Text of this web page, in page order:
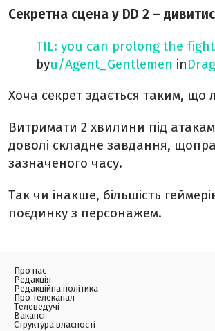
Секретна сцена у DD 2 –
TIL: you can prolong the
byu/Agent_Gentlemen in
Хоча секрет здається таким, що
Витримати 2 хвилини під
доволі складне завдання,
зазначеного часу.
Так чи інакше, більшість
поєдинку з персонажем.
Про нас
Редакція
Редакційна політика
Про телеканал
Телеведучі
Вакансії
Структура власності